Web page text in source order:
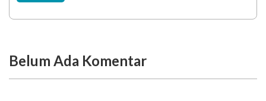
Belum Ada Komentar